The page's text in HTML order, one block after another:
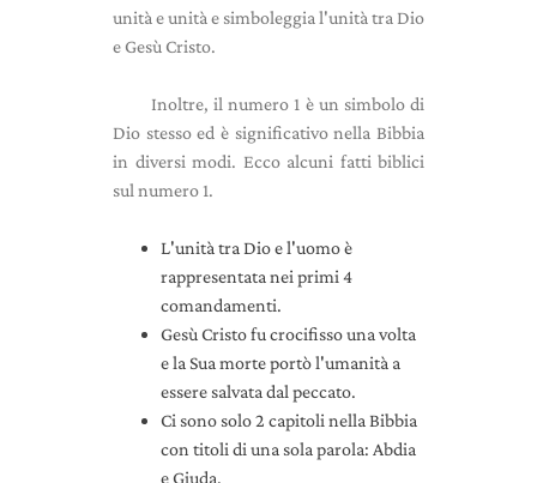
unità e unità e simboleggia l'unità tra Dio
e Gesù Cristo.
Inoltre, il numero 1 è un simbolo di
Dio stesso ed è significativo nella Bibbia
in diversi modi. Ecco alcuni fatti biblici
sul numero 1.
L'unità tra Dio e l'uomo è
rappresentata nei primi 4
comandamenti.
Gesù Cristo fu crocifisso una volta
e la Sua morte portò l'umanità a
essere salvata dal peccato.
Ci sono solo 2 capitoli nella Bibbia
con titoli di una sola parola: Abdia
e Giuda.